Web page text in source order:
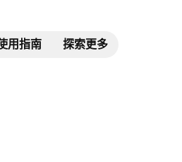
用指南 探索更多